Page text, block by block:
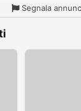
Segnala